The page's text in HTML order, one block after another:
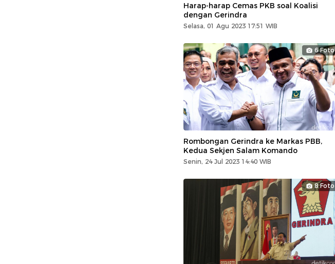
Harap-harap Cemas PKB soal Koalisi
dengan Gerindra
Selasa, 01 Agu 2023 17:51 WIB
6 Foto
Rombongan Gerindra ke Markas PBB,
Kedua Sekjen Salam Komando
Senin, 24 Jul 2023 14:40 WIB
8 Foto